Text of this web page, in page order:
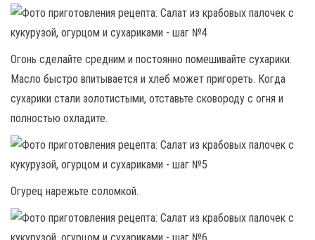
Огонь сделайте средним и постоянно помешивайте сухарики.
Масло быстро впитывается и хлеб может пригореть. Когда
сухарики стали золотистыми, отставьте сковороду с огня и
полностью охладите.
Огурец нарежьте соломкой.